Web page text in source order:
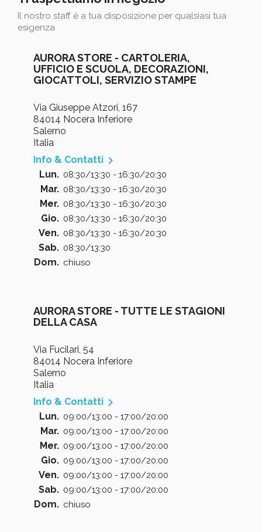
Il nostro staff è a tua disposizione per qualsiasi tua
esigenza
AURORA STORE - CARTOLERIA,
UFFICIO E SCUOLA, DECORAZIONI,
GIOCATTOLI, SERVIZIO STAMPE
Via Giuseppe Atzori, 167
84014 Nocera Inferiore
Salerno
Italia
Info & Contatti 
Lun. 08:30/13:30 - 16:30/20:30
Mar. 08:30/13:30 - 16:30/20:30
Mer. 08:30/13:30 - 16:30/20:30
Gio. 08:30/13:30 - 16:30/20:30
Ven. 08:30/13:30 - 16:30/20:30
Sab. 08:30/13:30
Dom. chiuso
AURORA STORE - TUTTE LE STAGIONI
DELLA CASA
Via Fucilari, 54
84014 Nocera Inferiore
Salerno
Italia
Info & Contatti 
Lun. 09:00/13:00 - 17:00/20:00
Mar. 09:00/13:00 - 17:00/20:00
Mer. 09:00/13:00 - 17:00/20:00
Gio. 09:00/13:00 - 17:00/20:00
Ven. 09:00/13:00 - 17:00/20:00
Sab. 09:00/13:00 - 17:00/20:00
Dom. chiuso